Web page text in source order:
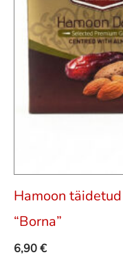
Hamoon
“Borna”
6,90€